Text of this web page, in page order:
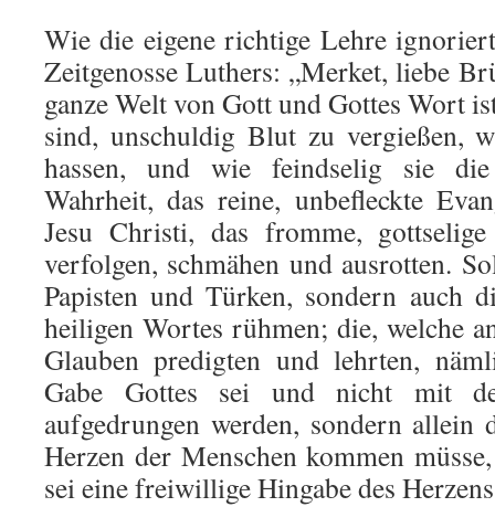
Wie die eigene richtige Lehre
Zeitgenosse Luthers: „Merket, liebe
ganze Welt von Gott und Gottes Wort
sind, unschuldig Blut zu vergießen,
hassen, und wie feindselig sie die
Wahrheit, das reine, unbefleckte
Jesu Christi, das fromme,
verfolgen, schmähen und ausrotten.
Papisten und Türken, sondern auch
heiligen Wortes rühmen; die, welche
Glauben predigten und lehrten,
Gabe Gottes sei und nicht mit
aufgedrungen werden, sondern
Herzen der Menschen kommen
sei eine freiwillige Hingabe des